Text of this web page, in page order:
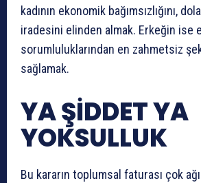
kadının ekonomik bağımsızlığını,
iradesini elinden almak. Erkeğin ise
sorumluluklarından en zahmetsiz
sağlamak.
YA ŞİDDET YA
YOKSULLUK
Bu kararın toplumsal faturası çok